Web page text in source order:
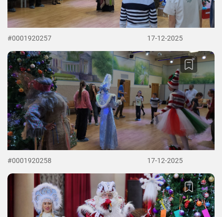
#0001920257 17-12-2025
#0001920258 17-12-2025